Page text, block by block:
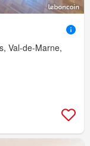
Val-de-Marne,